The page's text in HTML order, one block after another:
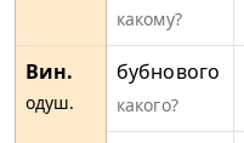
какому?
Вин.
одуш.
бубнового
какого?